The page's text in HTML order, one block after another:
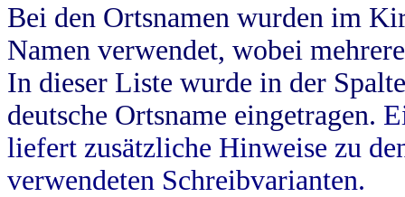
Bei den Ortsnamen wurden im
Namen verwendet, wobei
In dieser Liste wurde in der
deutsche Ortsname eingetragen.
liefert zusätzliche Hinweise zu
verwendeten Schreibvarianten.